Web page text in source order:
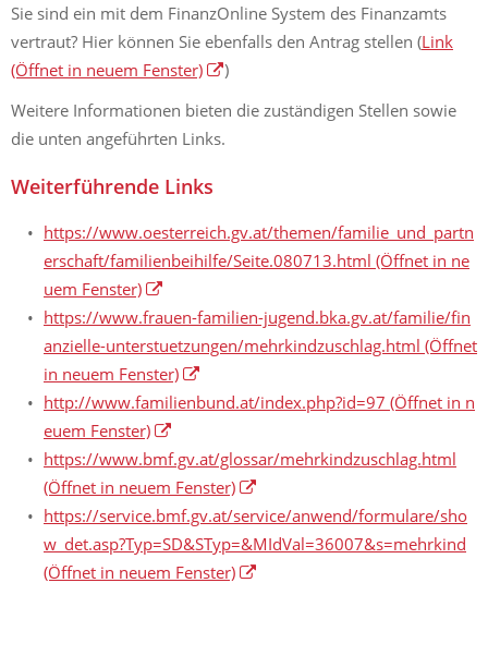
Sie sind ein mit dem FinanzOnline System des Finanzamts
vertraut? Hier können Sie ebenfalls den Antrag stellen (Link
(Öffnet in neuem Fenster)
)
Weitere Informationen bieten die zuständigen Stellen sowie
die unten angeführten Links.
Weiterführende Links
https://www.oesterreich.gv.at/themen/familie_und_partn
erschaft/familienbeihilfe/Seite.080713.html (Öffnet in ne
uem Fenster)
https://www.frauen-familien-jugend.bka.gv.at/familie/fin
anzielle-unterstuetzungen/mehrkindzuschlag.html (Öffnet
in neuem Fenster)
http://www.familienbund.at/index.php?id=97 (Öffnet in n
euem Fenster)
https://www.bmf.gv.at/glossar/mehrkindzuschlag.html
(Öffnet in neuem Fenster)
https://service.bmf.gv.at/service/anwend/formulare/sho
w_det.asp?Typ=SD&STyp=&MIdVal=36007&s=mehrkind
(Öffnet in neuem Fenster)